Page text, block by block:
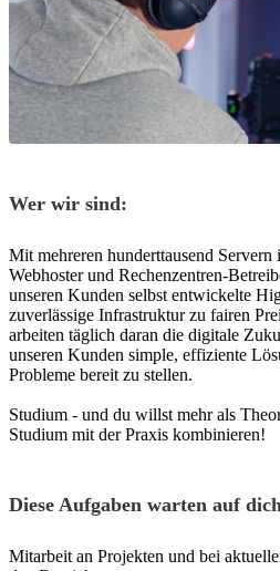
Wer wir sind:
Mit mehreren hunderttausend Servern
Webhoster und Rechenzentren-
unseren Kunden selbst entwickelte
zuverlässige Infrastruktur zu fairen
arbeiten täglich daran die digitale
unseren Kunden simple, effiziente
Probleme bereit zu stellen.
Studium - und du willst mehr als
Studium mit der Praxis kombinieren!
Diese Aufgaben warten auf
Mitarbeit an Projekten und bei